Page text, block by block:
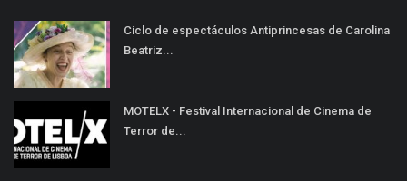
Ciclo de espectáculos Antiprincesas de Carolina
Beatriz...
MOTELX - Festival Internacional de Cinema de
Terror de...